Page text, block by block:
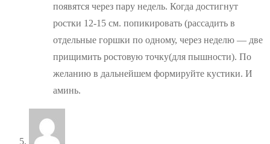
появятся через пару недель. Когда достигнут
ростки 12-15 см. попикировать (рассадить в
отдельные горшки по одному, через неделю — две
прищимить ростовую точку(для пышности). По
желанию в дальнейшем формируйте кустики. И
аминь.